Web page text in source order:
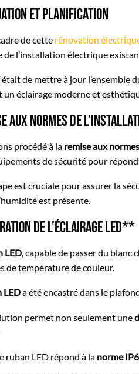
et Planification
de cette rénovation
de l’installation électrique
était de mettre à jour
un éclairage moderne et
aux Normes de
procédé à la remise aux
de sécurité pour
est cruciale pour assurer la
est présente.
de l’Éclairage LED**
LED , capable de passer du
de température de couleur.
LEDa été encastré dans le
permet non seulement une
ruban LED répond à la norme